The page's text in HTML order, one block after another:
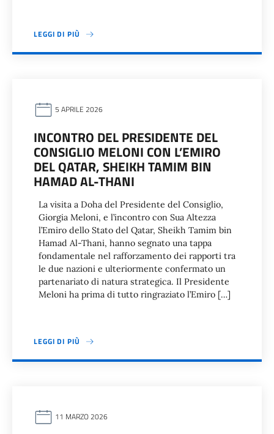
LEGGI DI PIÙ
5 APRILE 2026
INCONTRO DEL PRESIDENTE DEL
CONSIGLIO MELONI CON L’EMIRO
DEL QATAR, SHEIKH TAMIM BIN
HAMAD AL-THANI
La visita a Doha del Presidente del Consiglio,
Giorgia Meloni, e l’incontro con Sua Altezza
l’Emiro dello Stato del Qatar, Sheikh Tamim bin
Hamad Al-Thani, hanno segnato una tappa
fondamentale nel rafforzamento dei rapporti tra
le due nazioni e ulteriormente confermato un
partenariato di natura strategica. Il Presidente
Meloni ha prima di tutto ringraziato l’Emiro […]
LEGGI DI PIÙ
11 MARZO 2026